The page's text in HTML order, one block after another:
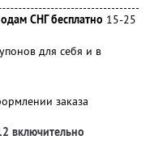
СНГ бесплатно 15-25
для себя и в
заказа
включительно